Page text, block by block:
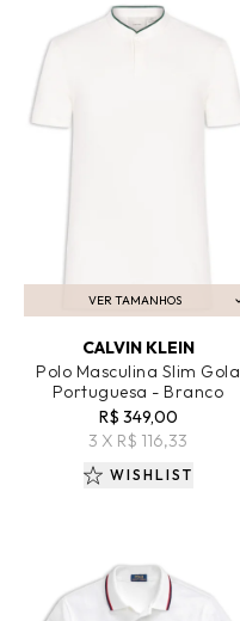
VER TAMANHOS
ADICIONAR AO CARRINHO
CALVIN KLEIN
Polo Masculina Slim Gola
Portuguesa - Branco
R$ 349,00
3 X R$ 116,33
WISHLIST